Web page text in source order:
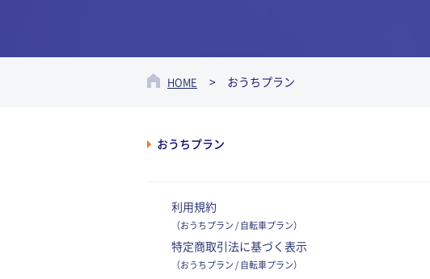
HOME おうちプラン
おうちプラン
利用規約
（おうちプラン / 自転車プラン）
特定商取引法に基づく表示
（おうちプラン / 自転車プラン）